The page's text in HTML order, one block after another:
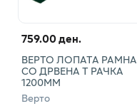
759.00 ден.
ВЕРТО ЛОПАТА РАМНА
СО ДРВЕНА Т РАЧКА
1200ММ
Верто